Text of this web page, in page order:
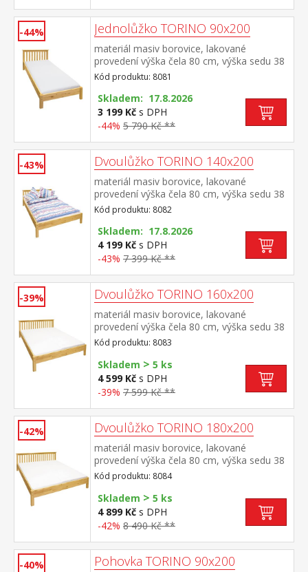
-44% Jednolůžko TORINO 90x200
materiál masiv borovice, lakované
provedení výška čela 80 cm, výška sedu 38
cm, cena bez roštu a matrace minimální
doporučená výška matrace 15 cm
doporučený rozměr matrace 90 × 200 cm a
rošt R1 doporučená nosnost do 120 kg
Kód produktu: 8081
Skladem: 17.8.2026
3 199 Kč s DPH
-44% 5 790 Kč **
-43% Dvoulůžko TORINO 140x200
materiál masiv borovice, lakované
provedení výška čela 80 cm, výška sedu 38
cm, cena bez roštu a matrace minimální
doporučená výška matrace 15 cm
doporučený rozměr matrace 140 × 200 cm
a rošt R3 doporučená nosnost do 120 kg
na každé polovině postele
Kód produktu: 8082
Skladem: 17.8.2026
4 199 Kč s DPH
-43% 7 399 Kč **
-39% Dvoulůžko TORINO 160x200
materiál masiv borovice, lakované
provedení výška čela 80 cm, výška sedu 38
cm, cena bez roštu a matrace minimální
doporučená výška matrace 15 cm
doporučený rozměr matrace 160 × 200 cm
nebo 2 kusy 80 × 200 cm a rošt R2
doporučená nosnost do 120 kg na každé
Kód produktu: 8083
Skladem > 5 ks
4 599 Kč s DPH
-39% 7 599 Kč **
-42% Dvoulůžko TORINO 180x200
materiál masiv borovice, lakované
provedení výška čela 80 cm, výška sedu 38
cm, cena bez roštu a matrace minimální
doporučená výška matrace 15
cm doporučený rozměr matrace 180 × 200
cm nebo 2 kusy 90 × 200 cm a rošt R4
nebo 2 kusy R1 doporučená nosnost do
Kód produktu: 8084
Skladem > 5 ks
4 899 Kč s DPH
-42% 8 490 Kč **
-40% Pohovka TORINO 90x200